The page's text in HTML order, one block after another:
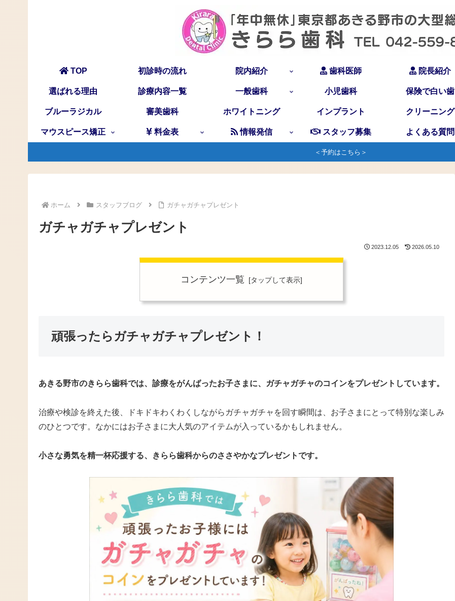
TOP 初診時の流れ 院内紹介 歯科医師 院長紹介
選ばれる理由 診療内容一覧 一般歯科 小児歯科 保険で白い歯
ブルーラジカル 審美歯科 ホワイトニング インプラント クリーニング
マウスピース矯正 料金表 情報発信 スタッフ募集 よくある質問
＜予約はこちら＞
ホーム スタッフブログ ガチャガチャプレゼント
ガチャガチャプレゼント
2023.12.05 2026.05.10
コンテンツ一覧
頑張ったらガチャガチャプレゼント！
あきる野市のきらら歯科では、診療をがんばったお子さまに、ガチャガチャのコインをプレゼントしています。
治療や検診を終えた後、ドキドキわくわくしながらガチャガチャを回す瞬間は、お子さまにとって特別な楽しみ
のひとつです。なかにはお子さまに大人気のアイテムが入っているかもしれません。
小さな勇気を精一杯応援する、きらら歯科からのささやかなプレゼントです。